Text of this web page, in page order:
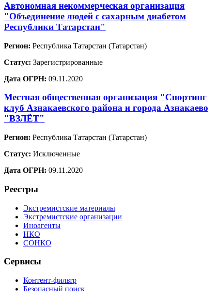
Автономная некоммерческая организация
"Объединение людей с сахарным диабетом
Республики Татарстан"
Регион: Республика Татарстан (Татарстан)
Статус: Зарегистрированные
Дата ОГРН: 09.11.2020
Местная общественная организация "Спортинг
клуб Азнакаевского района и города Азнакаево
"ВЗЛЁТ"
Регион: Республика Татарстан (Татарстан)
Статус: Исключенные
Дата ОГРН: 09.11.2020
Реестры
Экстремистские материалы
Экстремистские организации
Иноагенты
НКО
СОНКО
Сервисы
Контент-фильтр
Безопасный поиск